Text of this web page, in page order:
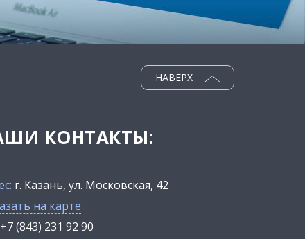
НАВЕРХ
КОНТАКТЫ:
г. Казань, ул. Московская, 42
на карте
+7 (843) 231 92 90